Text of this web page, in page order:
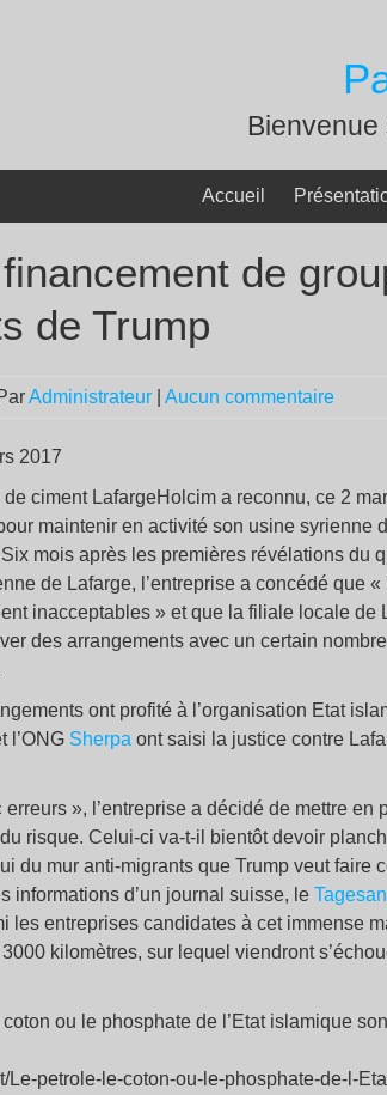
Accueil
de
de Trump
Administrateur Aucun commentaire
2017
de ciment LafargeHolcim a reconnu, ce 2
maintenir en activité son usine syrienne
Six mois après les premières révélations du
de Lafarge, l’entreprise a concédé que
inacceptables » et que la filiale locale
des arrangements avec un certain
ont profité à l’organisation Etat
l’ONG Sherpa ont saisi la justice contre
», l’entreprise a décidé de mettre en
risque. Celui-ci va-t-il bientôt devoir
du mur anti-migrants que Trump veut faire
informations d’un journal suisse, le
les entreprises candidates à cet immense
kilomètres, sur lequel viendront
ou le phosphate de l’Etat islamique
Le-petrole-le-coton-ou-le-phosphate-de-l-